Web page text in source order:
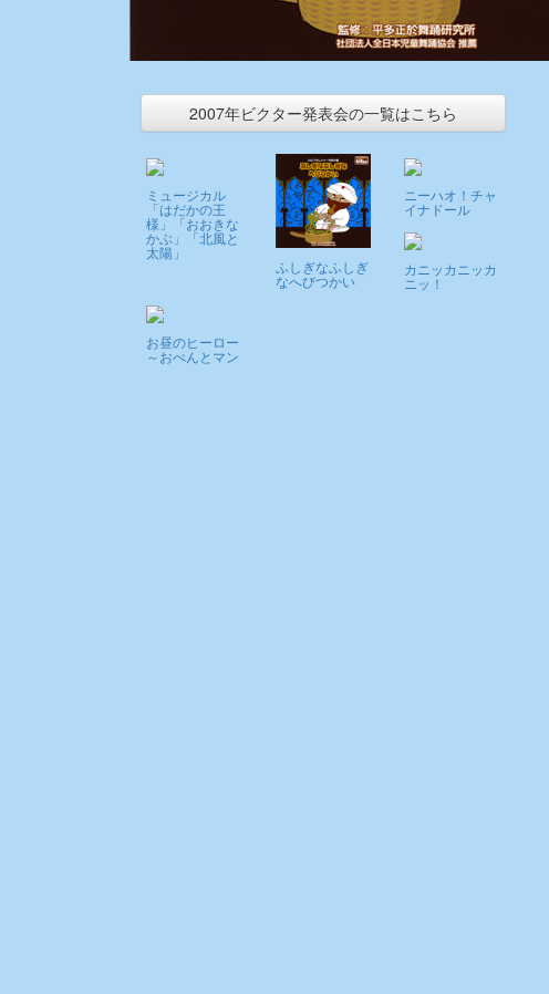
2007年ビクター発表会の一覧はこちら
ミュージカル
「はだかの王
様」「おおきな
かぶ」「北風と
太陽」
ふしぎなふしぎ
なへびつかい
ニーハオ！チャ
イナドール
カニッカニッカ
ニッ！
お昼のヒーロー
～おべんとマン